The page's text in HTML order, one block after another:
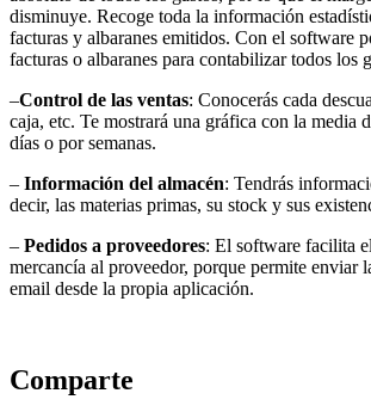
disminuye. Recoge toda la información
facturas y albaranes emitidos. Con el software
facturas o albaranes para contabilizar todos los
–Control de las ventas: Conocerás cada
caja, etc. Te mostrará una gráfica con la media
días o por semanas.
– Información del almacén: Tendrás
decir, las materias primas, su stock y sus
– Pedidos a proveedores: El software facilita
mercancía al proveedor, porque permite enviar
email desde la propia aplicación.
Comparte